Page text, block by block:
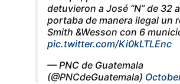
detuvieron a José “N” de 32
portaba de manera ilegal un
Smith &Wesson con 6
pic.twitter.com/Ki0kLTLEnc
— PNC de Guatemala
(@PNCdeGuatemala)